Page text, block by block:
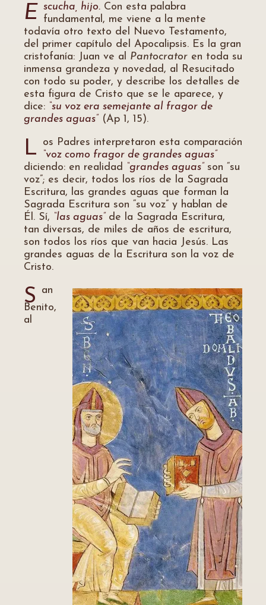
E scucha, hijo.Con esta palabra
fundamental, me viene a la mente
todavía otro texto del Nuevo Testamento,
del primer capítulo del Apocalipsis. Es la gran
cristofanía: Juan ve al Pantocrator en toda su
inmensa grandeza y novedad, al Resucitado
con todo su poder, y describe los detalles de
esta figura de Cristo que se le aparece, y
dice: “su voz era semejante al fragor de
grandes aguas” (Ap 1, 15).
L
os Padres interpretaron esta comparación
“voz como fragor de grandes aguas”
diciendo: en realidad “grandes aguas” son “su
voz”; es decir, todos los ríos de la Sagrada
Escritura, las grandes aguas que forman la
Sagrada Escritura son “su voz” y hablan de
Él. Sí, “las aguas” de la Sagrada Escritura,
tan diversas, de miles de años de escritura,
son todos los ríos que van hacia Jesús. Las
grandes aguas de la Escritura son la voz de
Cristo.
S
an
Benito,
al